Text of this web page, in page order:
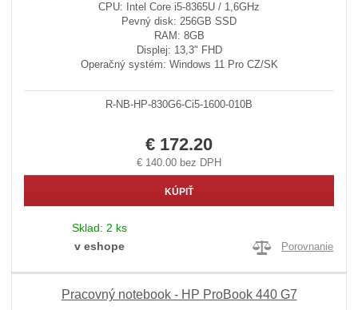
CPU: Intel Core i5-8365U / 1,6GHz
Pevný disk: 256GB SSD
RAM: 8GB
Displej: 13,3" FHD
Operačný systém: Windows 11 Pro CZ/SK
R-NB-HP-830G6-Ci5-1600-010B
€ 172.20
€ 140.00 bez DPH
KÚPIŤ
Sklad: 2 ks
v eshope
Porovnanie
Pracovný notebook - HP ProBook 440 G7